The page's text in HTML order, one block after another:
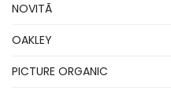
NOVITÃ
OAKLEY
PICTURE ORGANIC